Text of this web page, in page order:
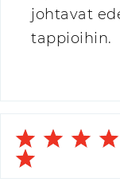
johtavat
tappioihin.